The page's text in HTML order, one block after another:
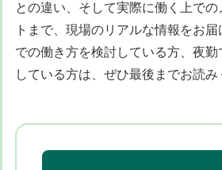
との違い、そして実際に働く上で
トまで、現場のリアルな情報をお
での働き方を検討している方、夜
している方は、ぜひ最後までお読み